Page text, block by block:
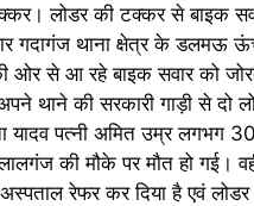
लोडर की टक्कर से बाइक
गदागंज थाना क्षेत्र के डलमऊ
से आ रहे बाइक सवार को
थाने की सरकारी गाड़ी से दो
पत्नी अमित उम्र लगभग
की मौके पर मौत हो गई।
रेफर कर दिया है एवं लोडर